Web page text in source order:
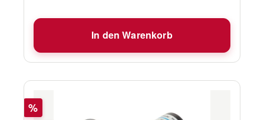
In den Warenkorb
Rabatt
%